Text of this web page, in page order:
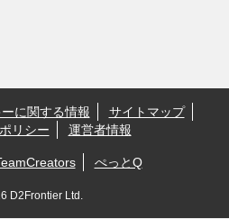
に関する情報
サイトマップ
リシー
運営者情報
ぺっとQ
D2Frontier Ltd.